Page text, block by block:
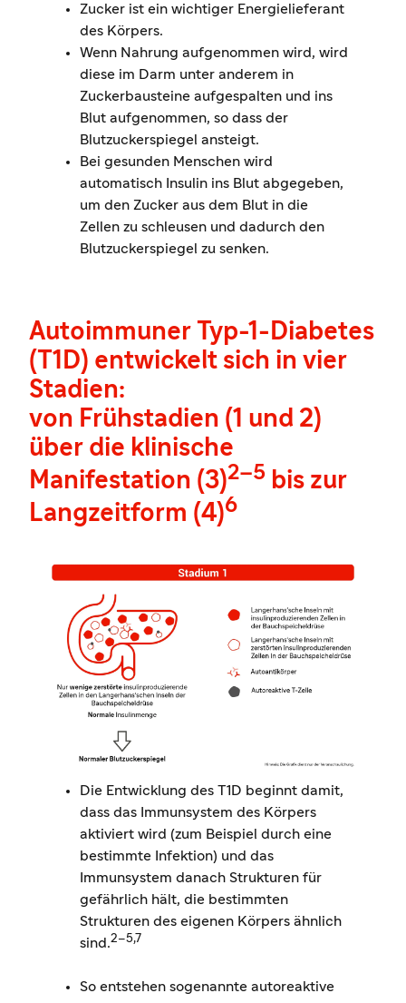
Zucker ist ein wichtiger Energielieferant
des Körpers.
Wenn Nahrung aufgenommen wird, wird
diese im Darm unter anderem in
Zuckerbausteine aufgespalten und ins
Blut aufgenommen, so dass der
Blutzuckerspiegel ansteigt.
Bei gesunden Menschen wird
automatisch Insulin ins Blut abgegeben,
um den Zucker aus dem Blut in die
Zellen zu schleusen und dadurch den
Blutzuckerspiegel zu senken.
Autoimmuner Typ-1-Diabetes
(T1D) entwickelt sich in vier
Stadien:
von Frühstadien (1 und 2)
über die klinische
Manifestation (3)2–5 bis zur
Langzeitform (4)6
Die Entwicklung des T1D beginnt damit,
dass das Immunsystem des Körpers
aktiviert wird (zum Beispiel durch eine
bestimmte Infektion) und das
Immunsystem danach Strukturen für
gefährlich hält, die bestimmten
Strukturen des eigenen Körpers ähnlich
sind.2–5,7
So entstehen sogenannte autoreaktive